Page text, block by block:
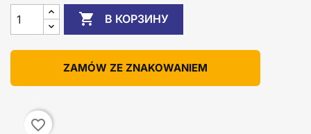
 В КОРЗИНУ
ZAMÓW ZE ZNAKOWANIEM
favorite_border